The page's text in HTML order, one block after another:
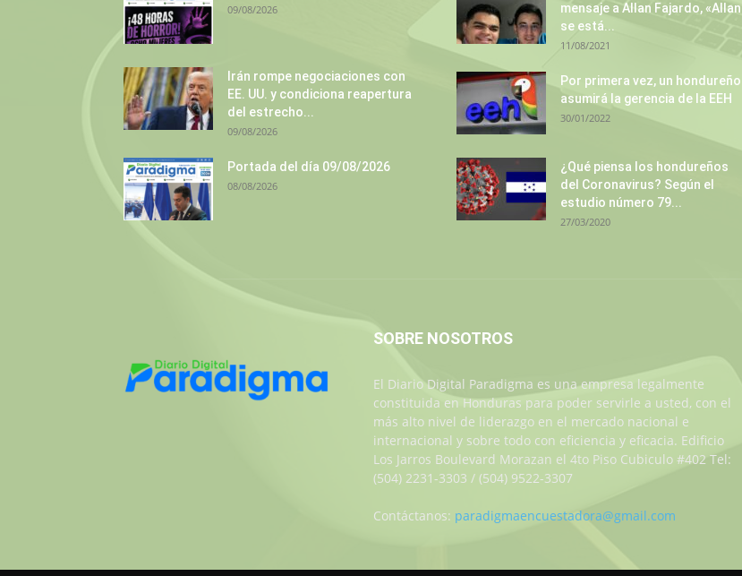
09/08/2026
Irán rompe negociaciones con
EE. UU. y condiciona reapertura
del estrecho...
09/08/2026
Portada del día 09/08/2026
08/08/2026
mensaje a Allan Fajardo, «Allan
se está...
11/08/2021
Por primera vez, un hondureño
asumirá la gerencia de la EEH
30/01/2022
¿Qué piensa los hondureños
del Coronavirus? Según el
estudio número 79...
27/03/2020
SOBRE NOSOTROS
El Diario Digital Paradigma es una empresa legalmente
constituida en Honduras para poder servirle a usted, con el
más alto nivel de liderazgo en el mercado nacional e
internacional y sobre todo con eficiencia y eficacia. Edificio
Los Jarros Boulevard Morazan el 4to Piso Cubiculo #402 Tel:
(504) 2231-3303 / (504) 9522-3307
Contáctanos: paradigmaencuestadora@gmail.com